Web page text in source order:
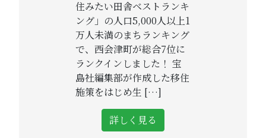
住みたい田舎ベストランキ
ング」の人口5,000人以上1
万人未満のまちランキング
で、西会津町が総合7位に
ランクインしました！ 宝
島社編集部が作成した移住
施策をはじめ生 […]
詳しく見る